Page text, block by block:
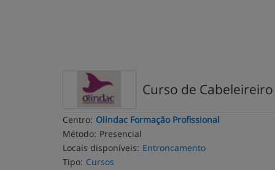
Curso de Cabeleireiro
Centro: Olindac Formação Profissional
Método: Presencial
Locais disponíveis: Entroncamento
Tipo: Cursos